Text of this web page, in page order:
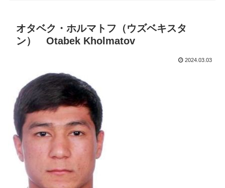
オタベク・ホルマトフ（ウズベキスタ
ン） Otabek Kholmatov
2024.03.03